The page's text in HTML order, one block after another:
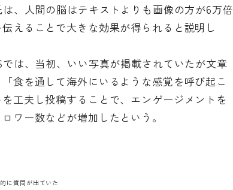
、人間の脳はテキストよりも画像の方が6万倍
えることで大きな効果が得られると説明し
は、当初、いい写真が掲載されていたが文章
食を通して海外にいるような感覚を呼び起こ
工夫し投稿することで、エンゲージメントを
ワー数などが増加したという。
に質問が出ていた